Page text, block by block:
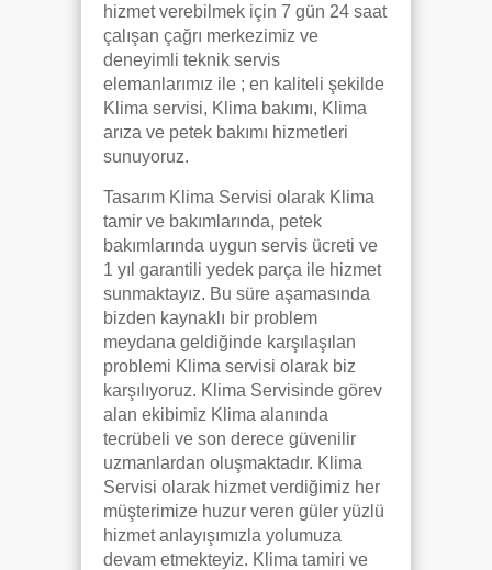
hizmet verebilmek için 7 gün 24 saat
çalışan çağrı merkezimiz ve
deneyimli teknik servis
elemanlarımız ile ; en kaliteli şekilde
Klima servisi, Klima bakımı, Klima
arıza ve petek bakımı hizmetleri
sunuyoruz.
Tasarım Klima Servisi olarak Klima
tamir ve bakımlarında, petek
bakımlarında uygun servis ücreti ve
1 yıl garantili yedek parça ile hizmet
sunmaktayız. Bu süre aşamasında
bizden kaynaklı bir problem
meydana geldiğinde karşılaşılan
problemi Klima servisi olarak biz
karşılıyoruz. Klima Servisinde görev
alan ekibimiz Klima alanında
tecrübeli ve son derece güvenilir
uzmanlardan oluşmaktadır. Klima
Servisi olarak hizmet verdiğimiz her
müşterimize huzur veren güler yüzlü
hizmet anlayışımızla yolumuza
devam etmekteyiz. Klima tamiri ve